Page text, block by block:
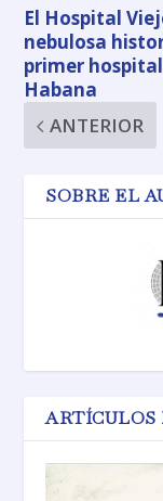
El Hospital
nebulosa
primer
Habana
ANTERIOR
SOBRE EL
ARTÍCULOS